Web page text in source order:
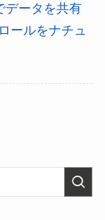
データを共有
ールをナチュ